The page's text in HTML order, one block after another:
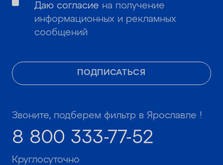
ПОДПИСАТЬСЯ
Даю согласие на получение
информационных и рекламных
сообщений
Звоните, подберем фильтр в Ярославле !
8 800 333-77-52
Круглосуточно